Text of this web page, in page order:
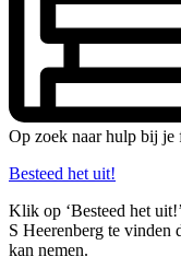
Op zoek naar hulp bij je
Besteed het uit!
Klik op ‘Besteed het
S Heerenberg te vinden
kan nemen.